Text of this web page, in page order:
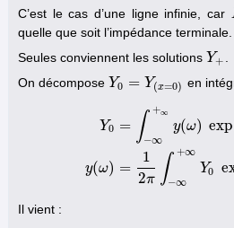
C’est le cas d’une ligne infinie, car I
quelle que soit l’impédance terminale.
Seules conviennent les solutions Y+
Y+
On décompose Y0 = Y(x=0)
Y0 =Y( x=0) en
Y0
y(ω)
= ∫ +∞
−∞
y(ω) exp
=
1
2π ∫ +∞
−∞
Y0
∞ ω exp(
Il vient :